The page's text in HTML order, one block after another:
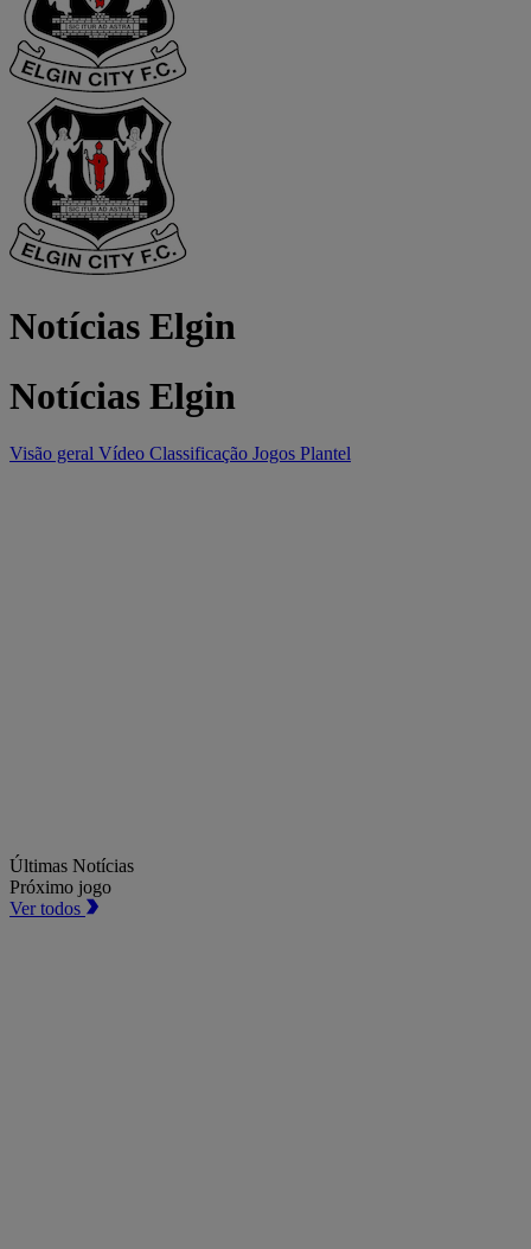
Notícias Elgin
Notícias Elgin
Visão geral Vídeo Classificação Jogos Plantel
Últimas Notícias
Próximo jogo
Ver todos